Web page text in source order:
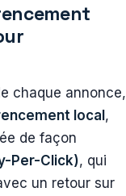
chaque annonce,
local,
de façon
Per-Click), qui
un retour sur